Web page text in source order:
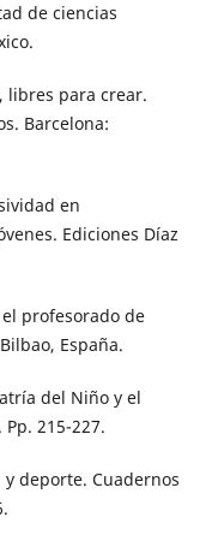
de ciencias
libres para crear.
Barcelona:
en
Ediciones Díaz
profesorado de
España.
del Niño y el
215-227.
deporte. Cuadernos